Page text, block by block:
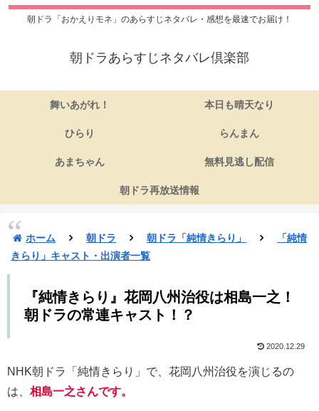
朝ドラ「おかえりモネ」のあらすじネタバレ・感想を最速でお届け！
朝ドラあらすじネタバレ倶楽部
舞いあがれ！ 本日も晴天なり
ひらり らんまん
あまちゃん 無料見逃し配信
朝ドラ再放送情報
ホーム 朝ドラ 朝ドラ「純情きらり」
「純情
きらり」キャスト・出演者一覧
『純情きらり』花岡八州治役は相島一之！
朝ドラの常連キャスト！？
2020.12.29
NHK朝ドラ「純情きらり」で、花岡八州治役を演じるの
は、 相島一之さんです。